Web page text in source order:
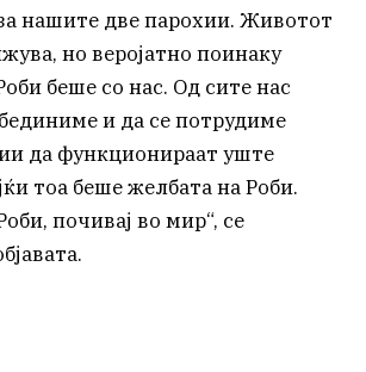
нашите две парохии. Животот
но веројатно поинаку
беше со нас. Од сите нас
и да се потрудиме
да функционираат уште
тоа беше желбата на Роби.
почивај во мир“, се